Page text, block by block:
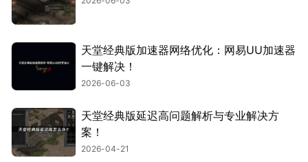
天堂经典版加速器网络优化：网易UU加速器
一键解决！
2026-06-03
天堂经典版延迟高问题解析与专业解决方
案！
2026-04-21